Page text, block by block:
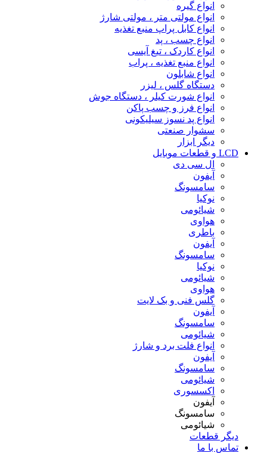
انواع گیره
انواع مولتی متر ، مولتی شارژ
انواع کابل پراپ منبع تغذیه
انواع چسب ، پد
انواع کاردک ، تیغ آیسی
انواع منبع تغذیه ، پراب
انواع شابلون
دستگاه گلس ، لیزر
انواع شورت کیلر ، دستگاه جوش
انواع فرز و چسب پاکن
انواع پد نسوز سیلیکونی
سشوار صنعتی
دیگر ابزار
LCD و قطعات موبایل
ال سی دی
آیفون
سامسونگ
نوکیا
شیائومی
هواوی
باطری
آیفون
سامسونگ
نوکیا
شیائومی
هواوی
گلس فنی و بک لایت
آیفون
سامسونگ
شیائومی
انواع فلت برد و شارژ
آیفون
سامسونگ
شیائومی
اکسسوری
آیفون
سامسونگ
شیائومی
دیگر قطعات
تماس با ما